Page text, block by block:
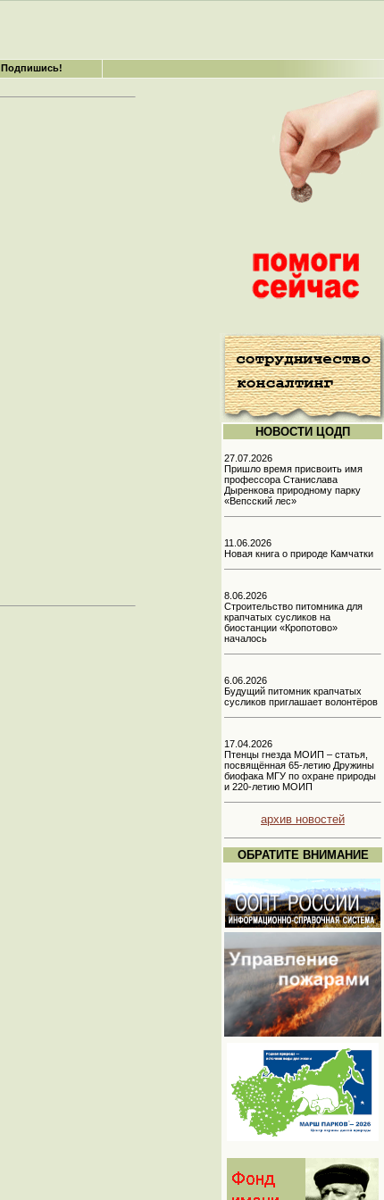
НОВОСТИ ЦОДП
27.07.2026
Пришло время присвоить имя
профессора Станислава
Дыренкова природному парку
«Вепсский лес»
11.06.2026
Новая книга о природе Камчатки
8.06.2026
Строительство питомника для
крапчатых сусликов на
биостанции «Кропотово»
началось
6.06.2026
Будущий питомник крапчатых
сусликов приглашает волонтёров
17.04.2026
Птенцы гнезда МОИП – статья,
посвящённая 65-летию Дружины
биофака МГУ по охране природы
и 220-летию МОИП
архив новостей
ОБРАТИТЕ ВНИМАНИЕ
Подпишись!